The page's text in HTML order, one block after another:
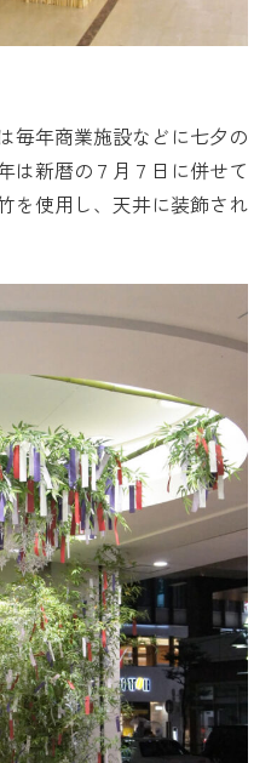
毎年商業施設などに七夕の
は新暦の７月７日に併せて
を使用し、天井に装飾され